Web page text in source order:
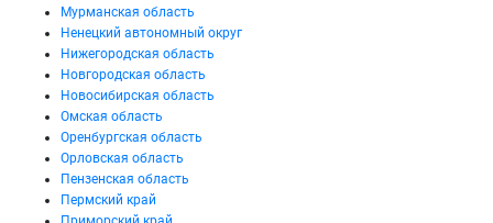
Мурманская область
Ненецкий автономный округ
Нижегородская область
Новгородская область
Новосибирская область
Омская область
Оренбургская область
Орловская область
Пензенская область
Пермский край